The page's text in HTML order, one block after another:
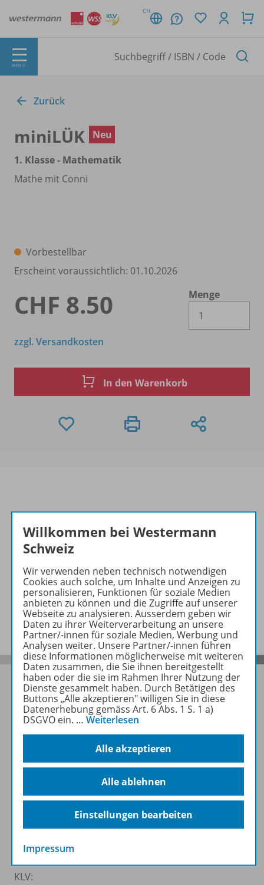
CH
MENÜ
Zurück
miniLÜK
Neu
1. Klasse - Mathematik
Mathe mit Conni
Vorbestellbar
Erscheint voraussichtlich: 01.10.2026
CHF 8.50
Menge
zzgl. Versandkosten
In den Warenkorb
Produktinformationen
Zugehörige Produkte
Benachrichtigungs-Service
Folgen Sie uns auf Social Media
KLV:
Willkommen bei Westermann
Schweiz
Wir verwenden neben technisch notwendigen
Cookies auch solche, um Inhalte und Anzeigen zu
personalisieren, Funktionen für soziale Medien
anbieten zu können und die Zugriffe auf unserer
Webseite zu analysieren. Ausserdem geben wir
Daten zu ihrer Weiterverarbeitung an unsere
Partner/-innen für soziale Medien, Werbung und
Analysen weiter. Unsere Partner/-innen führen
diese Informationen möglicherweise mit weiteren
Daten zusammen, die Sie ihnen bereitgestellt
haben oder die sie im Rahmen Ihrer Nutzung der
Dienste gesammelt haben. Durch Betätigen des
Buttons „Alle akzeptieren" willigen Sie in diese
Datenerhebung gemäss Art. 6 Abs. 1 S. 1 a)
DSGVO ein. … Weiterlesen
Alle akzeptieren
Alle ablehnen
Einstellungen bearbeiten
Impressum